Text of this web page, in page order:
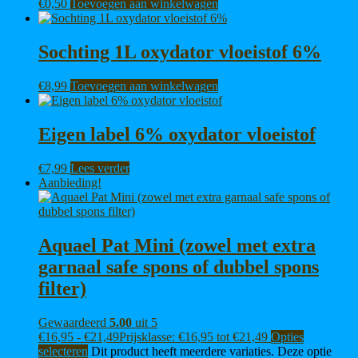
€0,50 Toevoegen aan winkelwagen
Sochting 1L oxydator vloeistof 6%
€8,99 Toevoegen aan winkelwagen
Eigen label 6% oxydator vloeistof
€7,99 Lees verder
Aanbieding!
Aquael Pat Mini (zowel met extra
garnaal safe spons of dubbel spons
filter)
Gewaardeerd 5.00 uit 5
€16,95 - €21,49Prijsklasse: €16,95 tot €21,49 Opties
selecteren Dit product heeft meerdere variaties. Deze optie